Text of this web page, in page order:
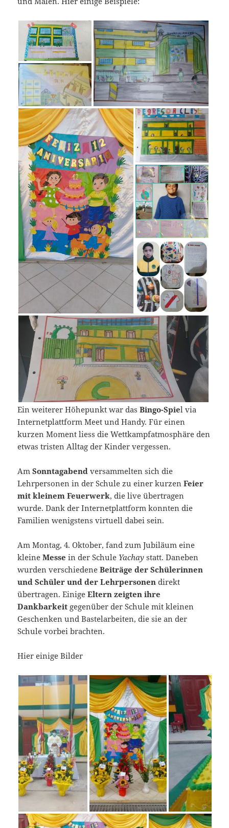
Ein weiterer Höhepunkt war dasBingo-Spiel via
Internetplattform Meet und Handy. Für einen
kurzen Moment liess die Wettkampfatmosphäre den
etwas tristen Alltag der Kinder vergessen.
AmSonntagabend versammelten sich die
Lehrpersonen in der Schule zu einer kurzenFeier
mit kleinem Feuerwerk, die live übertragen
wurde. Dank der Internetplattform konnten die
Familien wenigstens virtuell dabei sein.
Am Montag, 4. Oktober, fand zum Jubiläum eine
kleineMessein der Schule Yachay statt. Daneben
wurden verschiedeneBeiträge der Schülerinnen
und Schüler und der Lehrpersonen direkt
übertragen. EinigeEltern zeigten ihre
Dankbarkeit gegenüber der Schule mit kleinen
Geschenken und Bastelarbeiten, die sie an der
Schule vorbei brachten.
Hier einige Bilder